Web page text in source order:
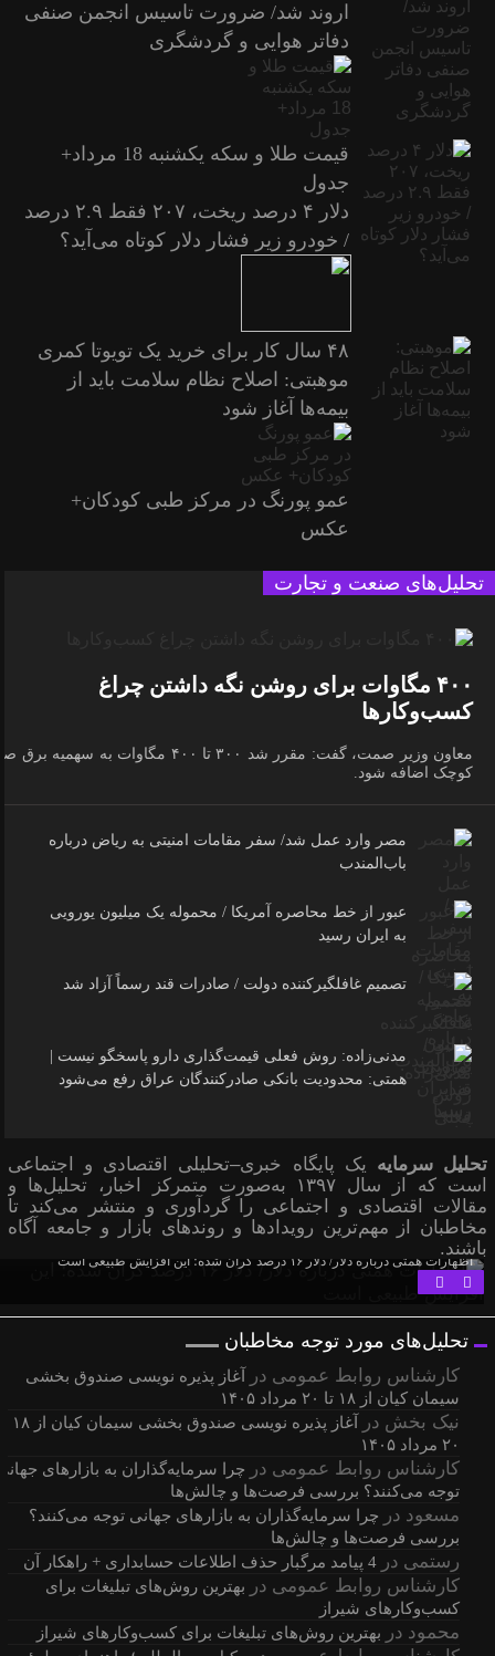
اروند شد/ ضرورت تاسیس انجمن صنفی
دفاتر هوایی و گردشگری
قیمت طلا و سکه یکشنبه 18 مرداد+
جدول
دلار ۴ درصد ریخت، ۲۰۷ فقط ۲.۹ درصد
/ خودرو زیر فشار دلار کوتاه می‌آید؟
۴۸ سال کار برای خرید یک تویوتا کمری
موهبتی: اصلاح نظام سلامت باید از
بیمه‌ها آغاز شود
عمو پورنگ در مرکز طبی کودکان+
عکس
تحلیل‌های صنعت و تجارت
۴۰۰ مگاوات برای روشن نگه داشتن چراغ
کسب‌وکار‌ها
معاون وزیر صمت، گفت: مقرر شد ۳۰۰ تا ۴۰۰ مگاوات به سهمیه
کوچک اضافه شود.
مصر وارد عمل شد/ سفر مقامات امنیتی به ریاض درباره
باب‌المندب
عبور از خط محاصره آمریکا / محموله یک میلیون یورویی
به ایران رسید
تصمیم غافلگیرکننده دولت / صادرات قند رسماً آزاد شد
مدنی‌زاده: روش فعلی قیمت‌گذاری دارو پاسخگو نیست |
همتی: محدودیت بانکی صادرکنندگان عراق رفع می‌شود
تحلیل سرمایه یک پایگاه خبری–تحلیلی اقتصادی و اجتماعی
است که از سال ۱۳۹۷ به‌صورت متمرکز اخبار، تحلیل‌ها و
مقالات اقتصادی و اجتماعی را گردآوری و منتشر می‌کند تا
مخاطبان از مهم‌ترین رویدادها و روندهای بازار و جامعه آگاه
باشند.
اظهارات همتی درباره دلار/ دلار ۱۶ درصد گران شده؛ این افزایش طبیعی است
تحلیل‌های مورد توجه مخاطبان
کارشناس روابط عمومی در آغاز پذیره نویسی صندوق بخشی
سیمان کیان از ۱۸ تا ۲۰ مرداد ۱۴۰۵
نیک بخش در
۲۰ مرداد ۱۴۰۵
کارشناس روابط عمومی در
چرا سرمایه‌گذاران به بازارهای
توجه می‌کنند؟ بررسی فرصت‌ها و چالش‌ها
مسعود در
چرا سرمایه‌گذاران به بازارهای جهانی توجه می‌کنند؟
بررسی فرصت‌ها و چالش‌ها
رستمی در 4 پیامد مرگبار حذف اطلاعات حسابداری + راهکار آن
کارشناس روابط عمومی در
بهترین روش‌های تبلیغات برای
کسب‌وکارهای شیراز
محمود در بهترین روش‌های تبلیغات برای کسب‌وکارهای شیراز